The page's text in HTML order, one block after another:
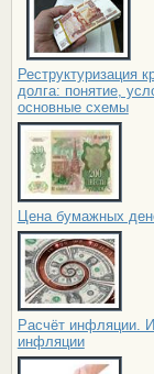
Реструктуризация
долга: понятие,
основные схемы
Цена бумажных
Расчёт инфляции.
инфляции